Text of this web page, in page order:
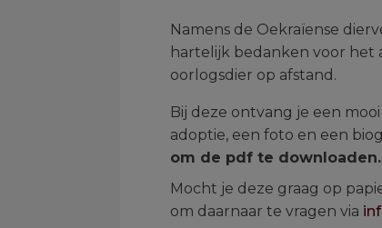
Namens de Oekraïense
hartelijk bedanken voor het
oorlogsdier op afstand.
Bij deze ontvang je een
adoptie, een foto en een
om de pdf te downloaden.
Mocht je deze graag op
om daarnaar te vragen via